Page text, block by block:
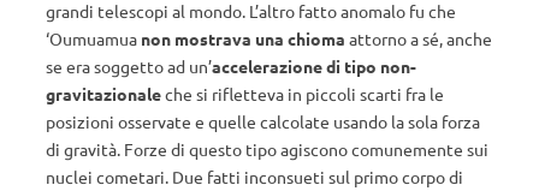
grandi telescopi al mondo. L’altro fatto anomalo fu che
‘Oumuamua non mostrava una chioma attorno a sé, anche
se era soggetto ad un’accelerazione di tipo non-
gravitazionaleche si rifletteva in piccoli scarti fra le
posizioni osservate e quelle calcolate usando la sola forza
di gravità. Forze di questo tipo agiscono comunemente sui
nuclei cometari. Due fatti inconsueti sul primo corpo di